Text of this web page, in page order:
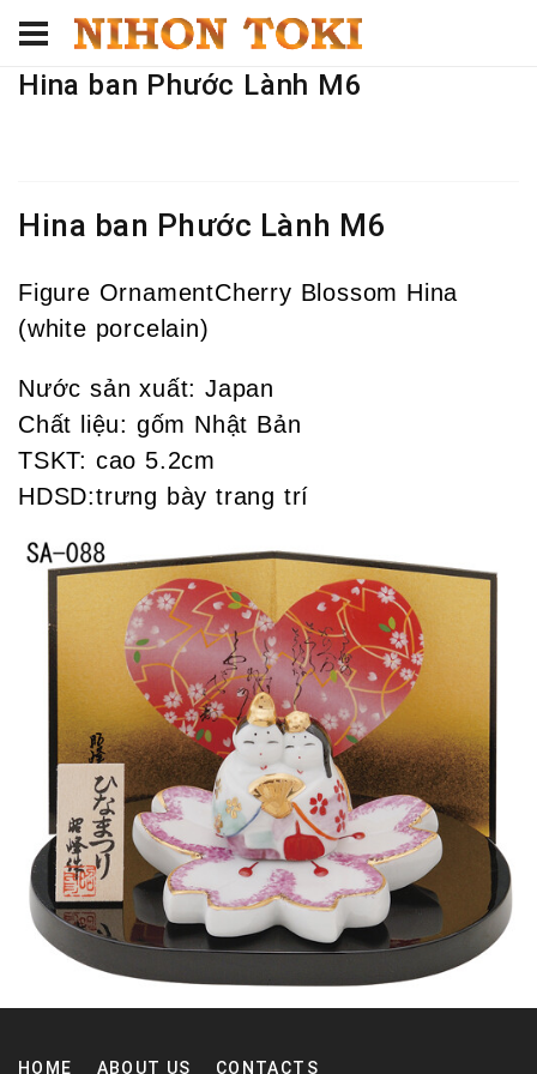
Hina ban Phước Lành M6
Hina ban Phước Lành M6
Figure OrnamentCherry Blossom Hina
(white porcelain)
Nước sản xuất: Japan
Chất liệu: gốm Nhật Bản
TSKT: cao 5.2cm
HDSD:trưng bày trang trí
HOME ABOUT US CONTACTS